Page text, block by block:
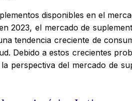
disponibles en el
2023, el mercado de
tendencia creciente de
Debido a estos crecientes
perspectiva del mercado de